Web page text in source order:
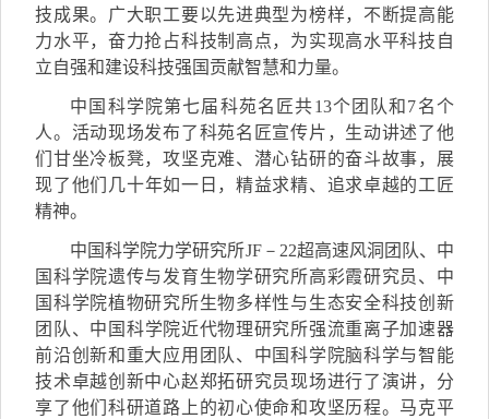
技成果。广大职工要以先进典型为榜样，不断提高能
力水平，奋力抢占科技制高点，为实现高水平科技自
立自强和建设科技强国贡献智慧和力量。
中国科学院第七届科苑名匠共13个团队和 7名个
人。活动现场发布了科苑名匠宣传片，生动讲述了他
们甘坐冷板凳，攻坚克难、潜心钻研的奋斗故事，展
现了他们 几十年如一日，精益求精、追求卓越的工匠
精神。
中国科学院力学研究所JF－22超高速风洞团队、 中
国科学院遗传与发育生物学研究所高彩霞研究员 、 中
国科学院植物研究所生物多样性与生态安全科技创新
团队 、 中国科学院近代物理研究所强流重离子加速器
前沿创新和重大应用团队 、 中国科学院脑科学与智能
技术卓越创新中心赵郑拓研究员现场进行了演讲，分
享了他们科研道路上的初心使命和攻坚历程。 马克平